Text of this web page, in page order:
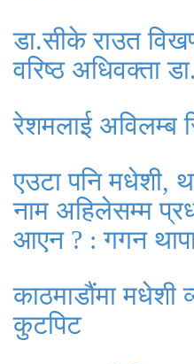
डा.सीके राउत
वरिष्ठ अधिवक्ता
रेशमलाई अविलम्ब
एउटा पनि मधेशी,
नाम अहिलेसम्म
आएन ? : गगन
काठमाडौंमा मधेशी
कुटपिट